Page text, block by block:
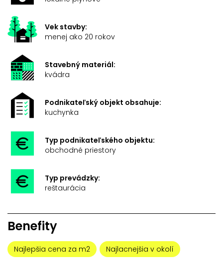
Vek stavby:
menej ako 20 rokov
Stavebný materiál:
kvádra
Podnikateľský objekt obsahuje:
kuchynka
Typ podnikateľského objektu:
obchodné priestory
Typ prevádzky:
reštaurácia
Benefity
Najlepšia cena za m2 Najlacnejšia v okolí